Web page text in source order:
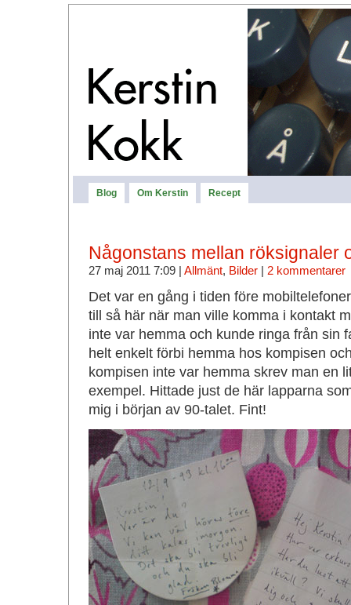
Blog Om Kerstin Recept
Någonstans mellan röksignaler
27 maj 2011 7:09 | Allmänt, Bilder| 2 kommentarer
Det var en gång i tiden före
till så här när man ville komma i kontakt
inte var hemma och kunde ringa från sin
helt enkelt förbi hemma hos kompisen
kompisen inte var hemma skrev man en
exempel. Hittade just de här lapparna
mig i början av 90-talet. Fint!